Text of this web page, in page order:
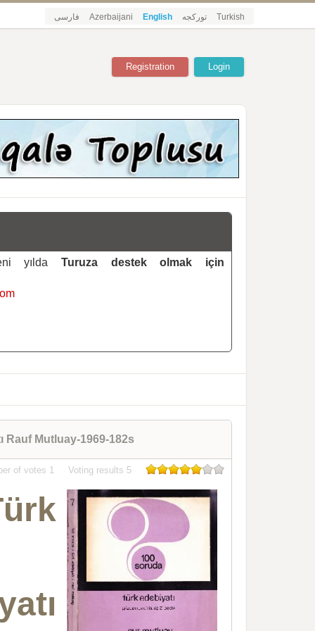
فارسی Azerbaijani English تورکجه Turkish
Login
Registration
yıldaTuruza destek olmak için
Rauf Mutluay-1969-182s
of votes 1 Voting results 5